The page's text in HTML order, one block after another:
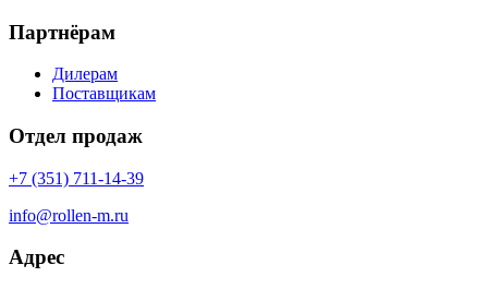
Партнёрам
Дилерам
Поставщикам
Отдел продаж
+7 (351) 711-14-39
info@rollen-m.ru
Адрес